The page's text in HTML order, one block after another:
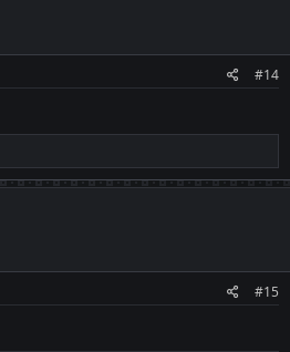
#14
#15